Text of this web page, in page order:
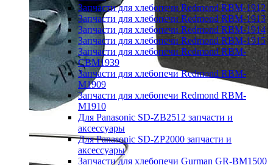
Запчасти для хлебопечи Redmond RBM-1912
Запчасти для хлебопечи Redmond RBM-1913
Запчасти для хлебопечи Redmond RBM-1914
Запчасти для хлебопечи Redmond RBM-1915
Запчасти для хлебопечи Redmond RBM-
CBM1939
Запчасти для хлебопечи Redmond RBM-
M1909
Запчасти для хлебопечи Redmond RBM-
M1910
Для Panasonic SD-ZB2512 запчасти и
аксессуары
Для Panasonic SD-ZP2000 запчасти и
аксессуары
Запчасти для хлебопечи Gurman GR-BM1500